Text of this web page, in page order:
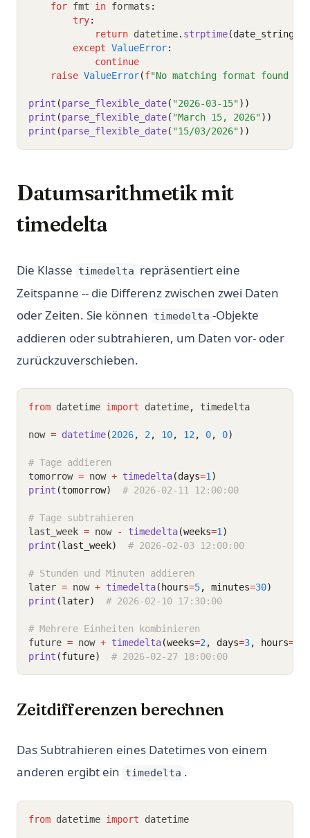
for fmt in formats :
try:
return datetime. strptime(date_string,
except ValueError:
continue
raise ValueError(f"No matching format found
print (parse_flexible_date( "2026-03-15"))
print (parse_flexible_date( "March 15, 2026"))
print (parse_flexible_date( "15/03/2026"))
Datumsarithmetik mit
timedelta
Die Klasse timedelta repräsentiert eine
Zeitspanne -- die Differenz zwischen zwei Daten
oder Zeiten. Sie können timedelta -Objekte
addieren oder subtrahieren, um Daten vor- oder
zurückzuverschieben.
from datetime import datetime, timedelta
now = datetime(2026, 2 , 10, 12 , 0, 0)
# Tage addieren
tomorrow = now + timedelta(days=1 )
print (tomorrow) # 2026-02-11 12:00:00
# Tage subtrahieren
last_week = now - timedelta(weeks=1 )
print (last_week) # 2026-02-03 12:00:00
# Stunden und Minuten addieren
later = now + timedelta(hours=5, minutes=30)
print (later) # 2026-02-10 17:30:00
# Mehrere Einheiten kombinieren
future = now + timedelta(weeks=2 , days=3, hours=
print (future) # 2026-02-27 18:00:00
Zeitdifferenzen berechnen
Das Subtrahieren eines Datetimes von einem
anderen ergibt ein timedelta .
from datetime import datetime